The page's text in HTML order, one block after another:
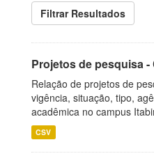
Filtrar Resultados
Projetos de pesquisa
Relação de projetos de
vigência, situação, tipo,
acadêmica no campus
CSV